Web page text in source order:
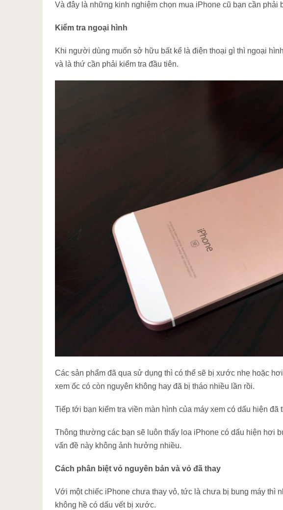
Và đây là những kinh nghiệm chọn mua iPhone cũ bạn cần phải
Kiểm tra ngoại hình
Khi người dùng muốn sở hữu bất kể là điện thoại gì thì ngoại
và là thứ cần phải kiểm tra đầu tiên.
Các sản phẩm đã qua sử dụng thì có thể sẽ bị xước nhẹ hoặc
xem ốc có còn nguyên không hay đã bị tháo nhiều lần rồi.
Tiếp tới bạn kiểm tra viền màn hình của máy xem có dấu hiện đã
Thông thường các bạn sẽ luôn thấy loa iPhone có dấu hiện hơi
vấn đề này không ảnh hưởng nhiều.
Cách phân biệt vỏ nguyên bản và vỏ đã thay
Với một chiếc iPhone chưa thay vỏ, tức là chưa bị bung máy thì
không hề có dấu vết bị xước.